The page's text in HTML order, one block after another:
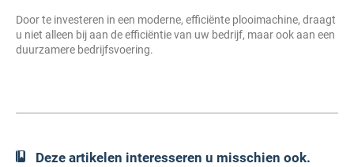
Door te investeren in een moderne, efficiënte plooimachine, draagt
u niet alleen bij aan de efficiëntie van uw bedrijf, maar ook aan een
duurzamere bedrijfsvoering.
Deze artikelen interesseren u misschien ook.